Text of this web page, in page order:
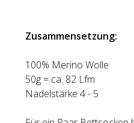
Zusammensetzung:
100% Merino Wolle
50g = ca. 82 Lfm
Nadelstärke 4 - 5